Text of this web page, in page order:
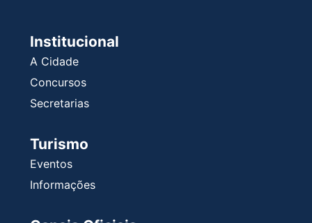
Institucional
A Cidade
Concursos
Secretarias
Turismo
Eventos
Informações